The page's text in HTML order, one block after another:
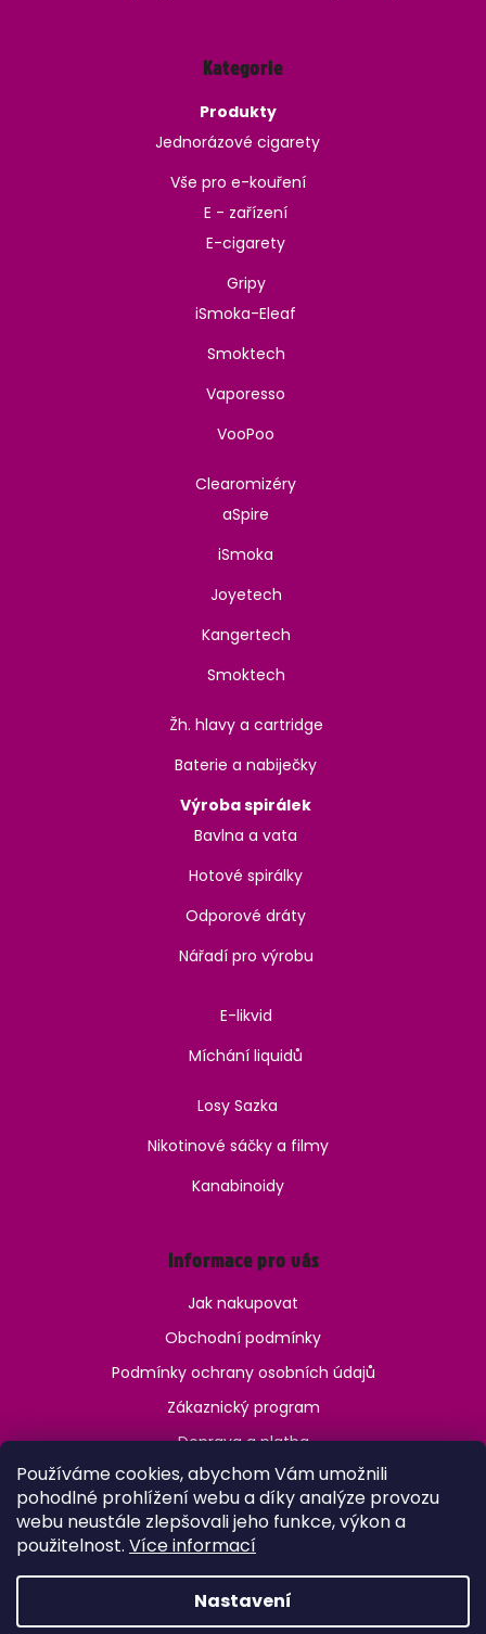
Používáme cookies, abychom Vám umožnili
pohodlné prohlížení webu a díky analýze provozu
webu neustále zlepšovali jeho funkce, výkon a
použitelnost. Více informací
Nastavení
Kategorie
Produkty
Jednorázové cigarety
Vše pro e-kouření
E - zařízení
E-cigarety
Gripy
iSmoka-Eleaf
Smoktech
Vaporesso
VooPoo
Clearomizéry
aSpire
iSmoka
Joyetech
Kangertech
Smoktech
Žh. hlavy a cartridge
Baterie a nabiječky
Výroba spirálek
Bavlna a vata
Hotové spirálky
Odporové dráty
Nářadí pro výrobu
E-likvid
Míchání liquidů
Losy Sazka
Nikotinové sáčky a filmy
Kanabinoidy
Informace pro vás
Jak nakupovat
Obchodní podmínky
Podmínky ochrany osobních údajů
Zákaznický program
Doprava a platba
Jak ověřit věk?
Vytvořil Shoptet